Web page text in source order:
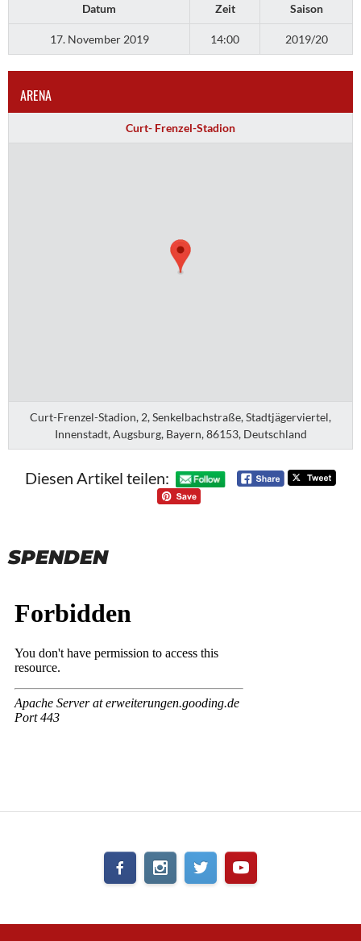
Datum Zeit Saison
17. November 2019 14:00 2019/20
ARENA
Curt- Frenzel-Stadion
Curt-Frenzel-Stadion, 2, Senkelbachstraße, Stadtjägerviertel,
Innenstadt, Augsburg, Bayern, 86153, Deutschland
Diesen Artikel teilen:
SPENDEN